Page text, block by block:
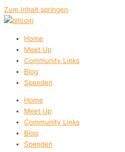
Zum Inhalt springen
Home
Meet Up
Community Links
Blog
Spenden
Home
Meet Up
Community Links
Blog
Spenden